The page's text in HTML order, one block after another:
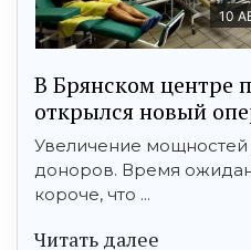
10
В Брянском центре
открылся новый
Увеличение
доноров. Время
короче, что ...
Читать далее